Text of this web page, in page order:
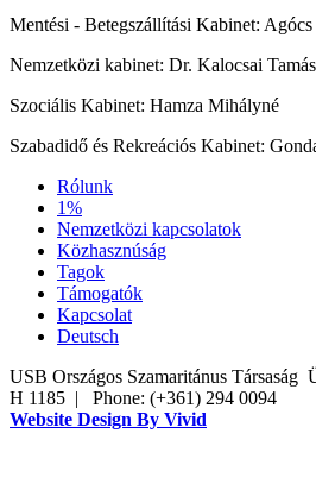
Mentési - Betegszállítási Kabinet:
Nemzetközi kabinet: Dr. Kalocsai
Szociális Kabinet: Hamza Mihályné
Szabadidő és Rekreációs Kabinet:
Rólunk
1%
Nemzetközi kapcsolatok
Közhasznúság
Tagok
Támogatók
Kapcsolat
Deutsch
USB Országos Szamaritánus Társaság
H 1185 | Phone: (+361) 294 0094
Website Design By Vivid